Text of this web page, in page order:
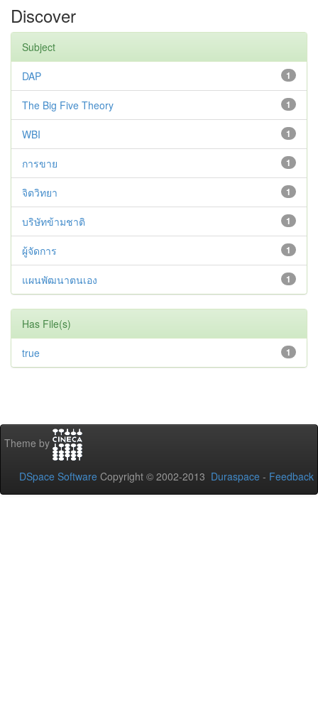
Discover
Subject
1
DAP
1
The Big Five Theory
1
WBI
1
การขาย
1
จิตวิทยา
1
บริษัทข้ามชาติ
1
ผู้จัดการ
1
แผนพัฒนาตนเอง
Has File(s)
1
true
Theme by
DSpace Software Copyright © 2002-2013 Duraspace - Feedback